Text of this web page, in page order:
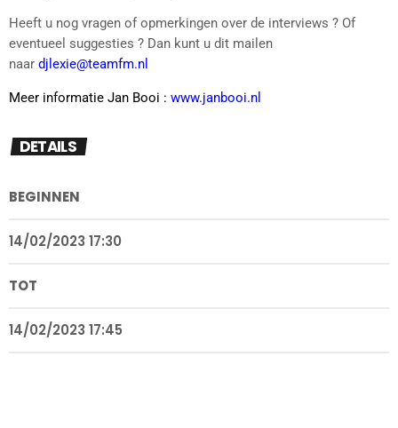
Heeft u nog vragen of opmerkingen over de interviews ? Of
eventueel suggesties ? Dan kunt u dit mailen
naar djlexie@teamfm.nl
Meer informatie Jan Booi : www.janbooi.nl
DETAILS
BEGINNEN
14/02/2023 17:30
TOT
14/02/2023 17:45